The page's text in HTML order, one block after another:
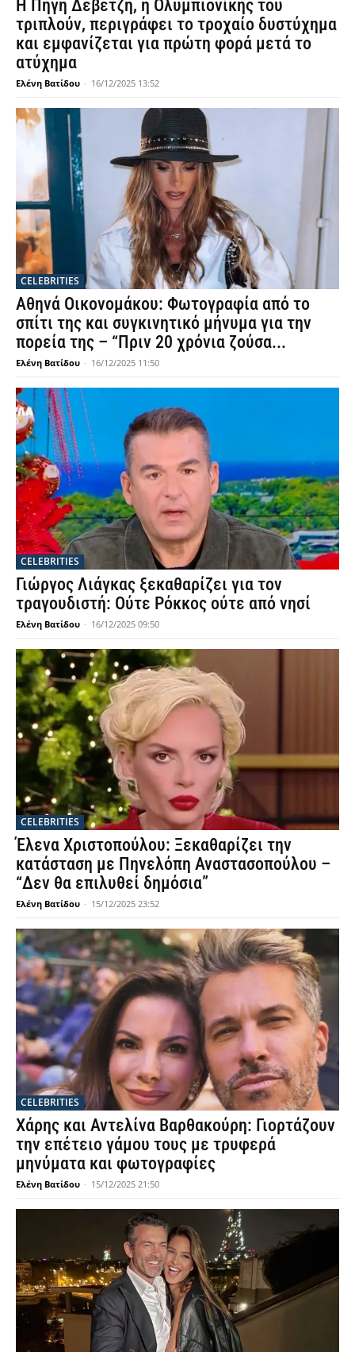
Η Πηγή Δεβετζή, η Ολυμπιονίκης του
τριπλούν, περιγράφει το τροχαίο δυστύχημα
και εμφανίζεται για πρώτη φορά μετά το
ατύχημα
Ελένη Βατίδου - 16/12/2025 13:52
CELEBRITIES
Αθηνά Οικονομάκου: Φωτογραφία από το
σπίτι της και συγκινητικό μήνυμα για την
πορεία της – “Πριν 20 χρόνια ζούσα...
Ελένη Βατίδου - 16/12/2025 11:50
CELEBRITIES
Γιώργος Λιάγκας ξεκαθαρίζει για τον
τραγουδιστή: Ούτε Ρόκκος ούτε από νησί
Ελένη Βατίδου - 16/12/2025 09:50
CELEBRITIES
Έλενα Χριστοπούλου: Ξεκαθαρίζει την
κατάσταση με Πηνελόπη Αναστασοπούλου –
“Δεν θα επιλυθεί δημόσια”
Ελένη Βατίδου - 15/12/2025 23:52
CELEBRITIES
Χάρης και Αντελίνα Βαρθακούρη: Γιορτάζουν
την επέτειο γάμου τους με τρυφερά
μηνύματα και φωτογραφίες
Ελένη Βατίδου - 15/12/2025 21:50